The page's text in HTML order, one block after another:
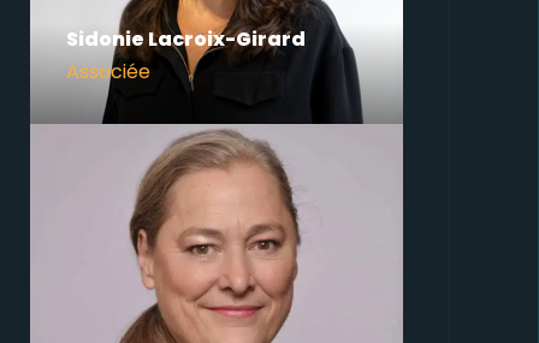
Sidonie Lacroix-Girard
Associée